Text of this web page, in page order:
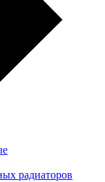
радиаторов